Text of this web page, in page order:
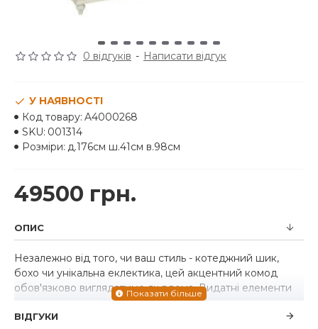
0 відгуків - Написати відгук
49500 грн.
У НАЯВНОСТІ
Код товару: A4000268
SKU: 001314
Розміри: д.176см ш.41см в.98см
ОПИС
Незалежно від того, чи ваш стиль - котеджний шик,
бохо чи унікальна еклектика, цей акцентний комод
обов'язково виглядатиме як вдома. Видатні елементи
включають рельєфні фасади дверей, які є витвором
мистецтва. Цей 4-дверний комод, чудово витриманий в
ВІДГУКИ